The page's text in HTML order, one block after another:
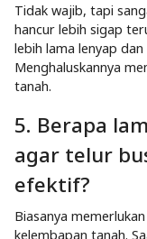
2. Apa tanda
pupuk telur
Biasanya tanaman
tampak lebih gembur
meningkat. Kalau
masalah—itu tanda
3. Kenapa